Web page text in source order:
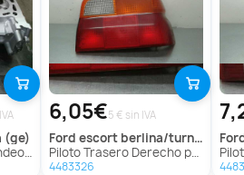
(ge)
(Ge)
6,05€5 € sin IVA
ford escort berlina/turnier
Piloto Trasero Derecho para Ford Escort Berlina/Turnier
4483326